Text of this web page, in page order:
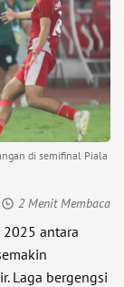
di semifinal Piala
2 Menit Membaca
antara
Laga bergengsi